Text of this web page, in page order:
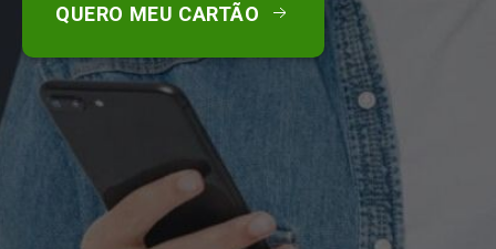
QUERO MEU CARTÃO